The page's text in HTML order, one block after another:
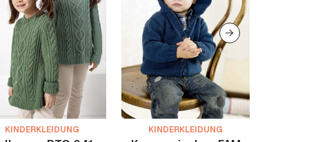
KINDERKLEIDUNG KINDERKLEIDUNG